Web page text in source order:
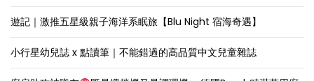
遊記｜激推五星級親子海洋系眠旅【Blu Night 宿海奇遇】
小行星幼兒誌 x 點讀筆｜不能錯過的高品質中文兒童雜誌